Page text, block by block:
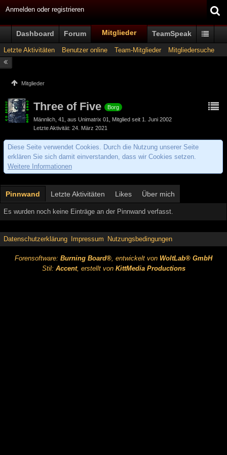
Anmelden oder registrieren
Dashboard Forum Mitglieder TeamSpeak
Letzte Aktivitäten Benutzer online Team-Mitglieder Mitgliedersuche
Mitglieder
Three of Five
Borg
Männlich 41 aus Unimatrix 01
Mitglied seit 1. Juni 2002
Letzte Aktivität 24. März 2021
Diese Seite verwendet Cookies. Durch die Nutzung unserer Seite
erklären Sie sich damit einverstanden, dass wir Cookies setzen.
Weitere Informationen
Pinnwand Letzte Aktivitäten Likes Über mich
Es wurden noch keine Einträge an der Pinnwand verfasst.
Datenschutzerklärung Impressum Nutzungsbedingungen
Forensoftware: Burning Board®, entwickelt von WoltLab® GmbH
Stil: Accent, erstellt von KittMedia Productions